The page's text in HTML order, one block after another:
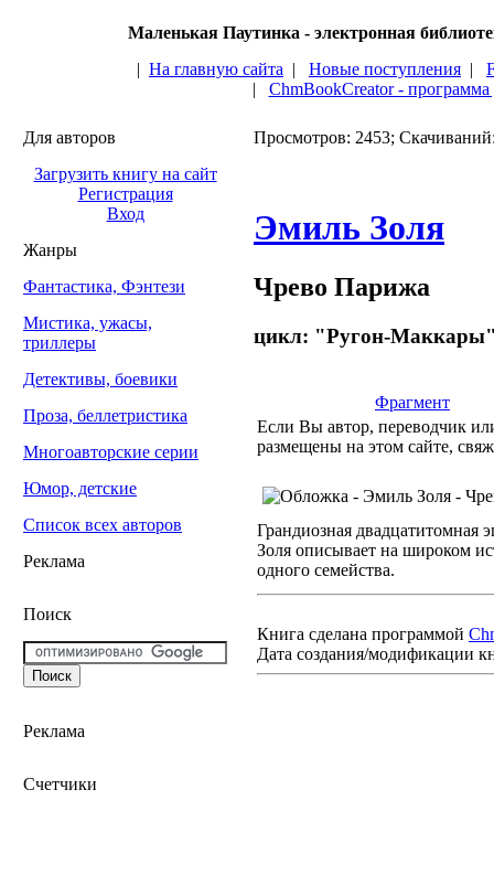
Маленькая Паутинка - электронная
| На главную сайта | Новые поступления |
| ChmBookCreator -
Для авторов
Загрузить книгу на сайт
Регистрация
Вход
Жанры
Фантастика, Фэнтези
Мистика, ужасы,
триллеры
Детективы, боевики
Проза, беллетристика
Многоавторские серии
Юмор, детские
Список всех авторов
Реклама
Поиск
Реклама
Счетчики
Просмотров: 2453;
Эмиль Золя
Чрево Парижа
цикл: "Ругон-
Фрагмент
Если Вы автор, переводчик
размещены на этом сайте,
Грандиозная двадцатитомная
Золя описывает на широком
одного семейства.
Книга сделана программой
Дата создания/модификации